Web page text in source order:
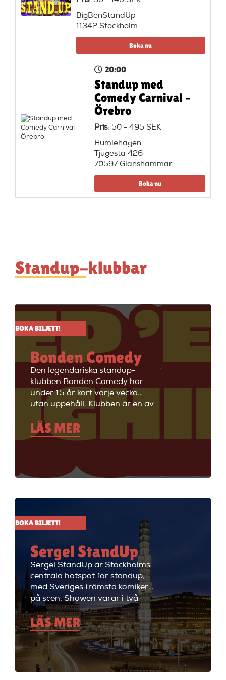
BigBenStandUp
11342 Stockholm
Boka nu
20:00
Standup med
Comedy Carnival –
Örebro
Pris: 50 - 495 SEK
Humlehagen
Tjugesta 426
70597 Glanshammar
Boka nu
Standup-klubbar
BOKA BILJETT!
Bonden Comedy
Den legendariska standup-
klubben Bonden Comedy har
under 15 år kört varje vecka
utan uppehåll. Klubben är en av
Stockholms äldsta
standupklubbar och är känd för
att ha de bästa komikerna i
välkommen till Big Ben Stand
LÄS MER
BOKA BILJETT!
Sergel StandUp
Sergel StandUp är Stockholms
centrala hotspot för standup,
med Sveriges främsta komiker
på scen. Showen varar i två
timmar med en paus, och
efteråt fortsätter kvällen med
cocktails i restaurangdelen.
Perfekt för en dejt eller en kväll
med vänner! Sergel StandUp är
både den perfekta förfesten och
LÄS MER